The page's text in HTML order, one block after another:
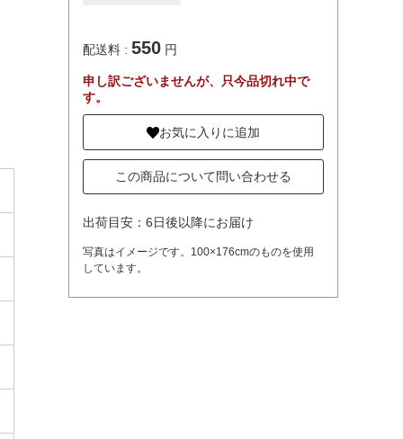
配送料 : 550 円
申し訳ございませんが、只今品切れ中で
す。
お気に入りに追加
この商品について問い合わせる
出荷目安：6日後以降にお届け
写真はイメージです。100×176cmのものを使用
しています。